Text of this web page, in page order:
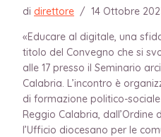
di direttore / 14 Ottobre
«Educare al digitale, una
titolo del Convegno che si
alle 17 presso il Seminario
Calabria. L’incontro è
di formazione politico-sociale
Reggio Calabria, dall’Ordine
l’Ufficio diocesano per le